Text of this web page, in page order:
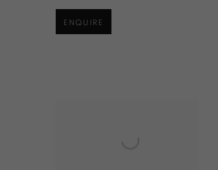
ENQUIRE